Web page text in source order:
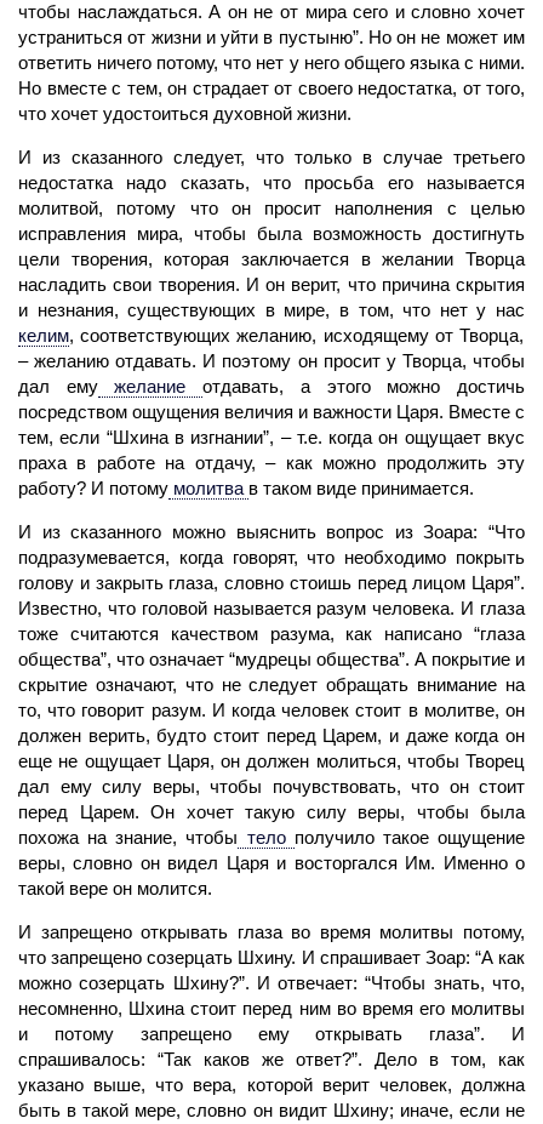
чтобы наслаждаться. А он не от мира сего и словно хочет
устраниться от жизни и уйти в пустыню”. Но он не может им
ответить ничего потому, что нет у него общего языка с ними.
Но вместе с тем, он страдает от своего недостатка, от того,
что хочет удостоиться духовной жизни.
И из сказанного следует, что только в случае третьего
недостатка надо сказать, что просьба его называется
молитвой, потому что он просит наполнения с целью
исправления мира, чтобы была возможность достигнуть
цели творения, которая заключается в желании Творца
насладить свои творения. И он верит, что причина скрытия
и незнания, существующих в мире, в том, что нет у нас
келим, соответствующих желанию, исходящему от Творца,
– желанию отдавать. И поэтому он просит у Творца, чтобы
дал емужеланиеотдавать, а этого можно достичь
посредством ощущения величия и важности Царя. Вместе с
тем, если “Шхина в изгнании”, – т.е. когда он ощущает вкус
праха в работе на отдачу, – как можно продолжить эту
работу? И потому молитва в таком виде принимается.
И из сказанного можно выяснить вопрос из Зоара: “Что
подразумевается, когда говорят, что необходимо покрыть
голову и закрыть глаза, словно стоишь перед лицом Царя”.
Известно, что головой называется разум человека. И глаза
тоже считаются качеством разума, как написано “глаза
общества”, что означает “мудрецы общества”. А покрытие и
скрытие означают, что не следует обращать внимание на
то, что говорит разум. И когда человекстоит в молитве, он
должен верить, будто стоит перед Царем, и даже когда он
еще не ощущает Царя, он должен молиться, чтобы Творец
дал ему силу веры, чтобы почувствовать, что он стоит
перед Царем. Он хочет такую силу веры, чтобы была
похожа на знание, чтобы тело получило такое ощущение
веры, словно он видел Царя и восторгался Им. Именно о
такой вере он молится.
И запрещено открывать глаза во время молитвы потому,
что запрещено созерцать Шхину. И спрашивает Зоар: “А как
можно созерцать Шхину?”. И отвечает: “Чтобы знать, что,
несомненно, Шхина стоит перед ним во время его молитвы
и потому запрещено ему открывать глаза”. И
спрашивалось: “Так каков же ответ?”. Дело в том, как
указано выше, что вера, которой веритчеловек, должна
быть в такой мере, словно он видит Шхину; иначе, если не